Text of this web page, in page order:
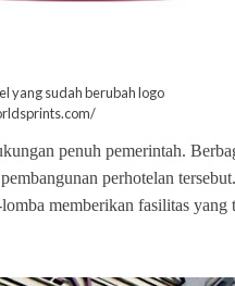
yang sudah berubah logo
penuh pemerintah.
perhotelan
memberikan fasilitas yang